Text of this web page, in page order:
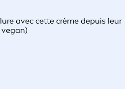
avec cette crème depuis leur